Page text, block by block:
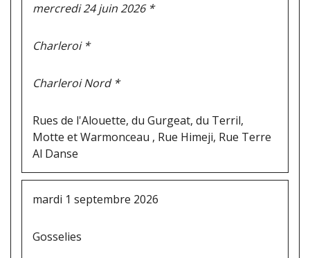
mercredi 24 juin 2026 *
Charleroi *
Charleroi Nord *
Rues de l'Alouette, du Gurgeat, du Terril,
Motte et Warmonceau , Rue Himeji, Rue Terre
Al Danse
mardi 1 septembre 2026
Gosselies